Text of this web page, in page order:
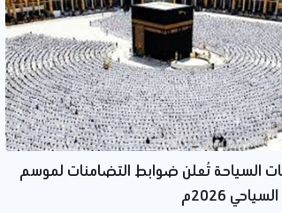
السياحة تُعلن ضوابط التضامنات لموسم
2026م